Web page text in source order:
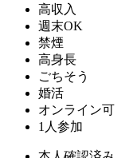
高収入
週末OK
禁煙
高身長
ごちそう
婚活
オンライン可
1人参加